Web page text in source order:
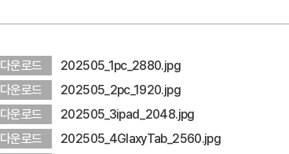
다운로드
202505_1pc_2880.jpg
다운로드
202505_2pc_1920.jpg
다운로드
202505_3ipad_2048.jpg
다운로드
202505_4GlaxyTab_2560.jpg